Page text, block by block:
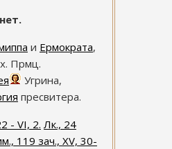
и Ермократа,
Прмц.
Угрина,
пресвитера.
- VI, 2. Лк., 24
119 зач., XV, 30-